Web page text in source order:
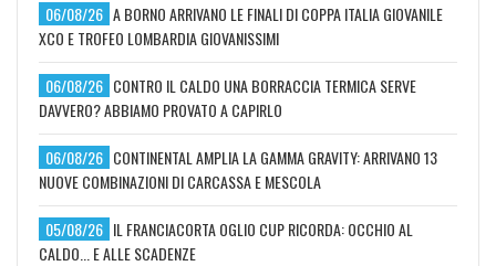
06/08/26 A BORNO ARRIVANO LE FINALI DI COPPA ITALIA GIOVANILE
XCO E TROFEO LOMBARDIA GIOVANISSIMI
06/08/26 CONTRO IL CALDO UNA BORRACCIA TERMICA SERVE
DAVVERO? ABBIAMO PROVATO A CAPIRLO
06/08/26 CONTINENTAL AMPLIA LA GAMMA GRAVITY: ARRIVANO 13
NUOVE COMBINAZIONI DI CARCASSA E MESCOLA
05/08/26 IL FRANCIACORTA OGLIO CUP RICORDA: OCCHIO AL
CALDO... E ALLE SCADENZE